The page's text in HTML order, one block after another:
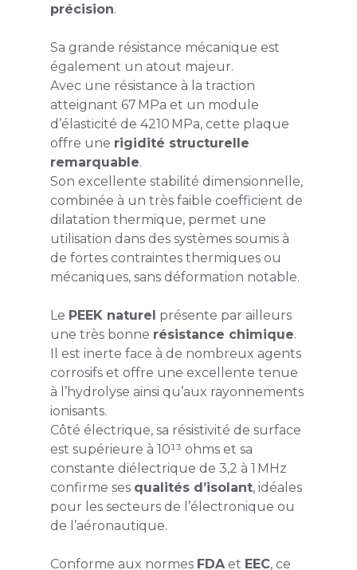
précision.
Sa grande résistance mécanique est
également un atout majeur.
Avec une résistance à la traction
atteignant 67 MPa et un module
d’élasticité de 4210 MPa, cette plaque
offre une rigidité structurelle
remarquable.
Son excellente stabilité dimensionnelle,
combinée à un très faible coefficient de
dilatation thermique, permet une
utilisation dans des systèmes soumis à
de fortes contraintes thermiques ou
mécaniques, sans déformation notable.
Le PEEK naturel présente par ailleurs
une très bonne résistance chimique.
Il est inerte face à de nombreux agents
corrosifs et offre une excellente tenue
à l’hydrolyse ainsi qu’aux rayonnements
ionisants.
Côté électrique, sa résistivité de surface
est supérieure à 10¹³ ohms et sa
constante diélectrique de 3,2 à 1 MHz
confirme ses qualités d’isolant, idéales
pour les secteurs de l’électronique ou
de l’aéronautique.
Conforme aux normes FDAet EEC, ce